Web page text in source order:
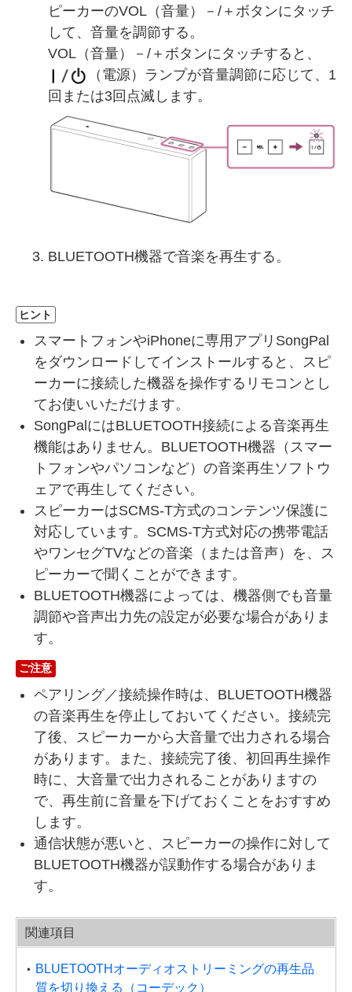
ピーカーのVOL（音量）－/＋ボタンにタッチ
して、音量を調節する。
VOL（音量）－/＋ボタンにタッチすると、
（電源）ランプが音量調節に応じて、1
回または3回点滅します。
BLUETOOTH機器で音楽を再生する。
ヒント
スマートフォンやiPhoneに専用アプリSongPal
をダウンロードしてインストールすると、スピ
ーカーに接続した機器を操作するリモコンとし
てお使いいただけます。
SongPalにはBLUETOOTH接続による音楽再生
機能はありません。BLUETOOTH機器（スマー
トフォンやパソコンなど）の音楽再生ソフトウ
ェアで再生してください。
スピーカーはSCMS-T方式のコンテンツ保護に
対応しています。SCMS-T方式対応の携帯電話
やワンセグTVなどの音楽（または音声）を、ス
ピーカーで聞くことができます。
BLUETOOTH機器によっては、機器側でも音量
調節や音声出力先の設定が必要な場合がありま
す。
ご注意
ペアリング／接続操作時は、BLUETOOTH機器
の音楽再生を停止しておいてください。接続完
了後、スピーカーから大音量で出力される場合
があります。また、接続完了後、初回再生操作
時に、大音量で出力されることがありますの
で、再生前に音量を下げておくことをおすすめ
します。
通信状態が悪いと、スピーカーの操作に対して
BLUETOOTH機器が誤動作する場合がありま
す。
関連項目
BLUETOOTHオーディオストリーミングの再生品
質を切り換える（コーデック）